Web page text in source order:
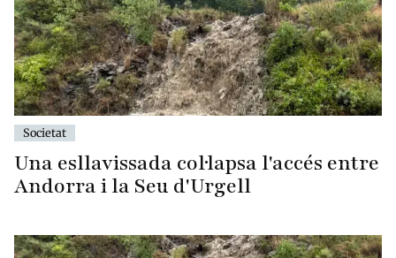
Societat
Una esllavissada col·lapsa l'accés entre
Andorra i la Seu d'Urgell